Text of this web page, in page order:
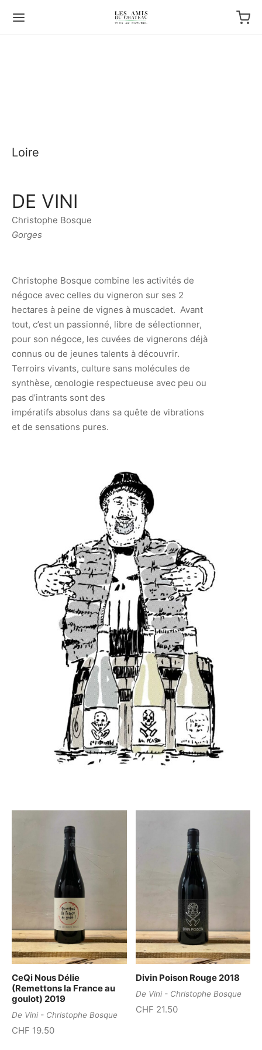
Loire
DE VINI
Christophe Bosque
Gorges
Christophe Bosque combine les activités de
négoce avec celles du vigneron sur ses 2
hectares à peine de vignes à muscadet. Avant
tout, c’est un passionné, libre de sélectionner,
pour son négoce, les cuvées de vignerons déjà
connus ou de jeunes talents à découvrir.
Terroirs vivants, culture sans molécules de
synthèse, œnologie respectueuse avec peu ou
pas d’intrants sont des
impératifs absolus dans sa quête de vibrations
et de sensations pures.
CeQi Nous Délie
(Remettons la France au
goulot) 2019
De Vini - Christophe Bosque
CHF 19.50
Divin Poison Rouge 2018
De Vini - Christophe Bosque
CHF 21.50